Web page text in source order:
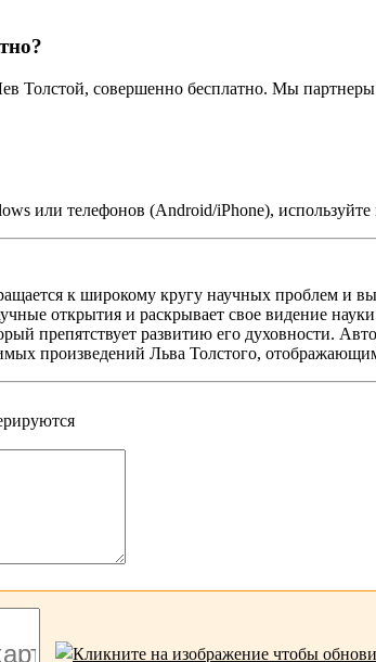
Толстой, совершенно бесплатно. Мы
или телефонов (Android/iPhone),
к широкому кругу научных проблем и
открытия и раскрывает свое видение
препятствует развитию его духовности.
произведений Льва Толстого,